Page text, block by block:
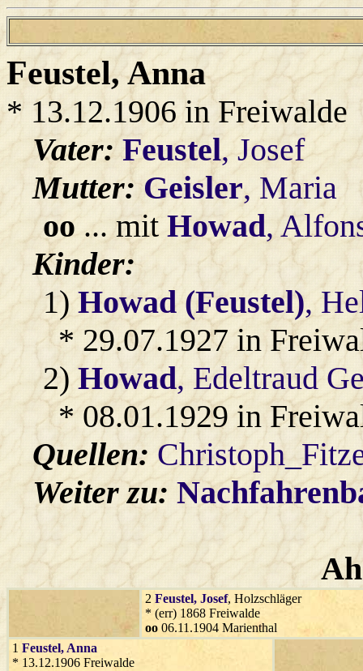
Feustel, Anna
* 13.12.1906 in Freiwalde
Vater:Feustel, Josef
Mutter:Geisler, Maria
oo... mitHowad,
Kinder:
1)Howad (Feustel),
* 29.07.1927 in
2)Howad, Edeltraud
* 08.01.1929 in
Quellen:
Weiter zu:
2 Feustel, Josef, Holzschläger
* (err) 1868 Freiwalde
oo 06.11.1904 Marienthal
1 Feustel, Anna
* 13.12.1906 Freiwalde